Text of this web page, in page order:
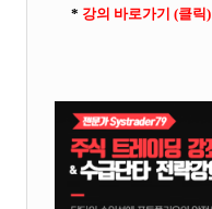
* 강의 바로가기 (클릭)